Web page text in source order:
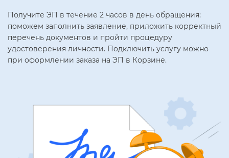
Получите ЭП в течение 2 часов в день обращения:
поможем заполнить заявление, приложить корректный
перечень документов и пройти процедуру
удостоверения личности. Подключить услугу можно
при оформлении заказа на ЭП в Корзине.